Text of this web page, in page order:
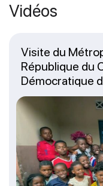
Vidéos
Visite du
République du
Démocratique